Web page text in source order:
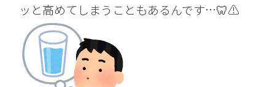
ッと高めてしまうこともあるんです…🦷⚠️